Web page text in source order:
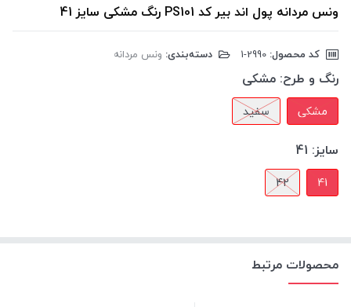
ونس مردانه پول اند بیر کد PS101 رنگ مشکی سایز 41
کد محصول: دسته‌بندی: ونس مردانه
رنگ و طرح: مشکی
مشکی سفید
سایز: 41
41
42
محصولات مرتبط